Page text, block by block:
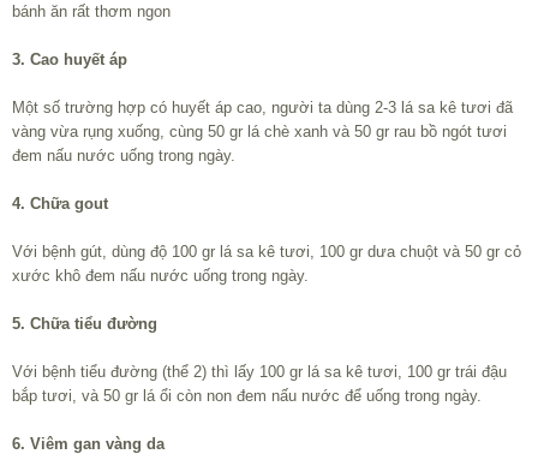
bánh ăn rất thơm ngon
3. Cao huyết áp
Một số trường hợp có huyết áp cao, người ta dùng 2-3 lá sa kê tươi đã
vàng vừa rụng xuống, cùng 50 gr lá chè xanh và 50 gr rau bồ ngót tươi
đem nấu nước uống trong ngày.
4. Chữa gout
Với bệnh gút, dùng độ 100 gr lá sa kê tươi, 100 gr dưa chuột và 50 gr cỏ
xước khô đem nấu nước uống trong ngày.
5. Chữa tiểu đường
Với bệnh tiểu đường (thể 2) thì lấy 100 gr lá sa kê tươi, 100 gr trái đậu
bắp tươi, và 50 gr lá ổi còn non đem nấu nước để uống trong ngày.
6. Viêm gan vàng da